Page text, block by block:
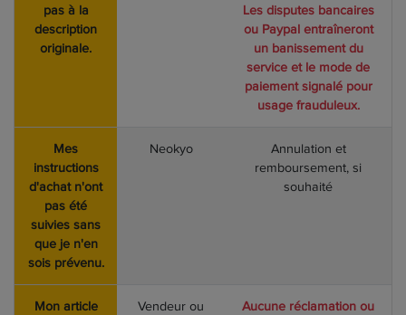
pas à la
description
originale.
Les disputes bancaires
ou Paypal entraîneront
un banissement du
service et le mode de
paiement signalé pour
usage frauduleux.
Mes
instructions
d'achat n'ont
pas été
suivies sans
que je n'en
sois prévenu.
Neokyo
Annulation et
remboursement, si
souhaité
Mon article
Vendeur ou
Aucune réclamation ou